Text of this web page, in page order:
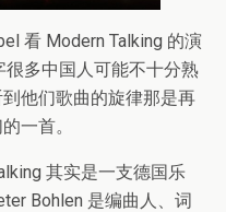
看 Modern Talking 的演
很多中国人可能不十分熟
他们歌曲的旋律那是再
一首。
其实是一支德国乐
Bohlen 是编曲人、词